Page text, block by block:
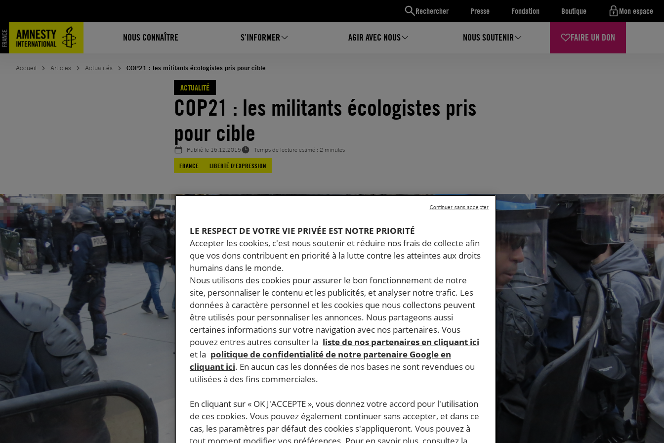
Rechercher Presse Fondation Boutique Mon espace
NOUS CONNAÎTRE S’INFORMER AGIR AVEC NOUS NOUS SOUTENIR FAIRE UN DON
contenu
Accueil Articles Actualités COP21 : les militants écologistes pris pour cible
ACTUALITÉ
COP21 : les militants écologistes pris
pour cible
Publié le 16.12.2015
Temps de lecture estimé : 2 minutes
FRANCE
LIBERTÉ D'EXPRESSION
LE RESPECT DE VOTRE VIE PRIVÉE EST NOTRE PRIORITÉ
Accepter les cookies, c'est nous soutenir et réduire nos frais de collecte afin
que vos dons contribuent en priorité à la lutte contre les atteintes aux droits
humains dans le monde.
Nous utilisons des cookies pour assurer le bon fonctionnement de notre
site, personnaliser le contenu et les publicités, et analyser notre trafic. Les
données à caractère personnel et les cookies que nous collectons peuvent
être utilisés pour personnaliser les annonces. Nous partageons aussi
certaines informations sur votre navigation avec nos partenaires. Vous
pouvez entres autres consulter la liste de nos partenaires en cliquant ici
et la politique de confidentialité de notre partenaire Google en
cliquant ici. En aucun cas les données de nos bases ne sont revendues ou
utilisées à des fins commerciales.
En cliquant sur « OK J'ACCEPTE », vous donnez votre accord pour l'utilisation
de ces cookies. Vous pouvez également continuer sans accepter, et dans ce
cas, les paramètres par défaut des cookies s'appliqueront. Vous pouvez à
tout moment modifier vos préférences. Pour en savoir plus, consultez la
Continuer sans accepter